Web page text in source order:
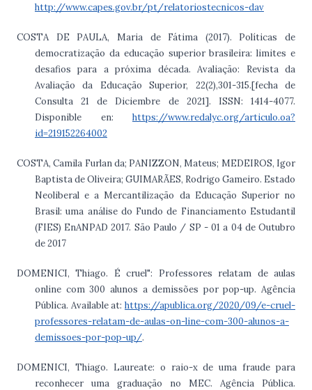
http://www.capes.gov.br/pt/relatoriostecnicos-dav
COSTA DE PAULA, Maria de Fátima (2017). Políticas de
democratização da educação superior brasileira: limites e
desafios para a próxima década. Avaliação: Revista da
Avaliação da Educação Superior, 22(2),301-315.[fecha de
Consulta 21 de Diciembre de 2021]. ISSN: 1414-4077.
Disponible en:https://www.redalyc.org/articulo.oa?
id=219152264002
COSTA, Camila Furlan da; PANIZZON, Mateus; MEDEIROS, Igor
Baptista de Oliveira; GUIMARÃES, Rodrigo Gameiro. Estado
Neoliberal e a Mercantilização da Educação Superior no
Brasil: uma análise do Fundo de Financiamento Estudantil
(FIES) EnANPAD 2017. São Paulo / SP - 01 a 04 de Outubro
de 2017
DOMENICI, Thiago. É cruel": Professores relatam de aulas
online com 300 alunos a demissões por pop-up. Agência
Pública. Available at:https://apublica.org/2020/09/e-cruel-
professores-relatam-de-aulas-on-line-com-300-alunos-a-
demissoes-por-pop-up/.
DOMENICI, Thiago. Laureate: o raio-x de uma fraude para
reconhecer uma graduação no MEC. Agência Pública.